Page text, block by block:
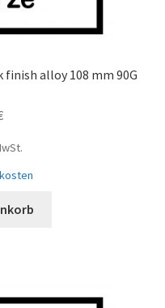
finish alloy 108 mm 90G